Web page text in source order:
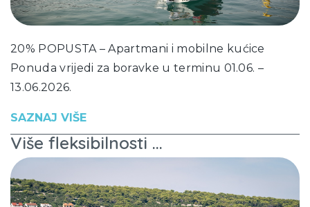
20% POPUSTA – Apartmani i mobilne kućice
Ponuda vrijedi za boravke u terminu 01.06. –
13.06.2026.
SAZNAJ VIŠE
Više fleksibilnosti ...